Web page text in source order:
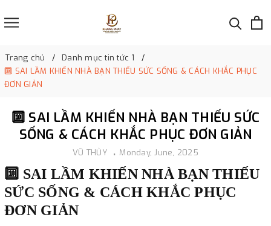
Trang chủ
Danh mục tin tức 1
🔟 SAI LẦM KHIẾN NHÀ BẠN THIẾU SỨC SỐNG & CÁCH KHẮC PHỤC
ĐƠN GIẢN
🔟 SAI LẦM KHIẾN NHÀ BẠN THIẾU SỨC
SỐNG & CÁCH KHẮC PHỤC ĐƠN GIẢN
VŨ THỦY Monday, June, 2025
🔟 SAI LẦM KHIẾN NHÀ BẠN THIẾU
SỨC SỐNG & CÁCH KHẮC PHỤC
ĐƠN GIẢN